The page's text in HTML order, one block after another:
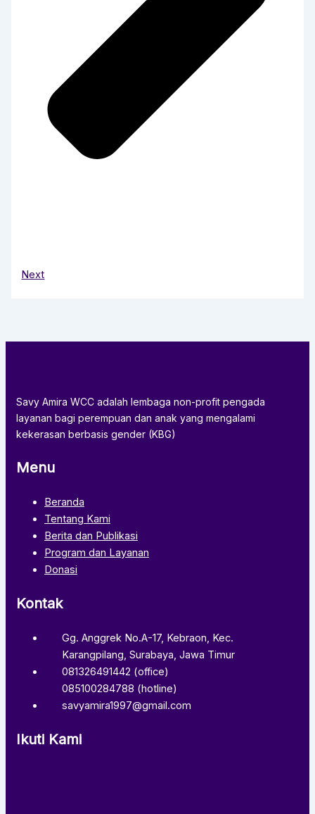
Next
Savy Amira WCC adalah lembaga non-profit pengada
layanan bagi perempuan dan anak yang mengalami
kekerasan berbasis gender (KBG)
Menu
Beranda
Tentang Kami
Berita dan Publikasi
Program dan Layanan
Donasi
Kontak
Gg. Anggrek No.A-17, Kebraon, Kec.
Karangpilang, Surabaya, Jawa Timur
081326491442 (office)
085100284788 (hotline)
savyamira1997@gmail.com
Ikuti Kami